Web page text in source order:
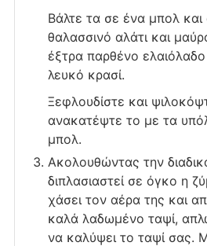
Βάλτε τα σε ένα μπολ και
θαλασσινό αλάτι και
έξτρα παρθένο ελαιόλαδο
λευκό κρασί.
Ξεφλουδίστε και
ανακατέψτε το με τα
μπολ.
Ακολουθώντας την
διπλασιαστεί σε όγκο η
χάσει τον αέρα της και
καλά λαδωμένο ταψί,
να καλύψει το ταψί σας.